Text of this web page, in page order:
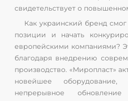
свидетельствует о
Как украинский бренд
позиции и начать
европейскими компаниями?
благодаря внедрению
производство. «Миропласт»
новейшее оборудование,
непрерывное обновление